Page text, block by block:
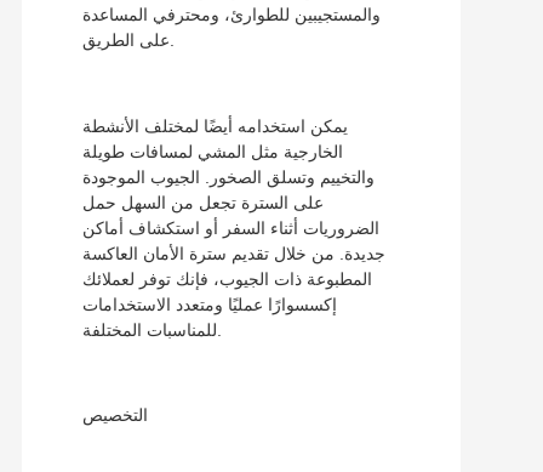
والمستجيبين للطوارئ، ومحترفي المساعدة
يمكن استخدامه أيضًا لمختلف الأنشطة
الخارجية مثل المشي لمسافات طويلة
والتخييم وتسلق الصخور. الجيوب الموجودة
على السترة تجعل من السهل حمل
الضروريات أثناء السفر أو استكشاف أماكن
جديدة. من خلال تقديم سترة الأمان العاكسة
المطبوعة ذات الجيوب، فإنك توفر لعملائك
إكسسوارًا عمليًا ومتعدد الاستخدامات
التخصيص